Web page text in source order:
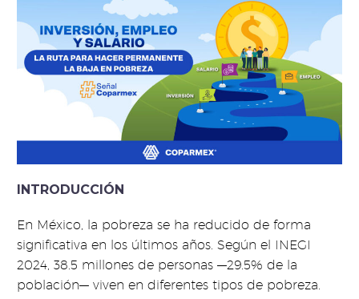
INTRODUCCIÓN
En México, la pobreza se ha reducido de forma
significativa en los últimos años. Según el INEGI
2024, 38.5 millones de personas —29.5% de la
población— viven en diferentes tipos de pobreza.